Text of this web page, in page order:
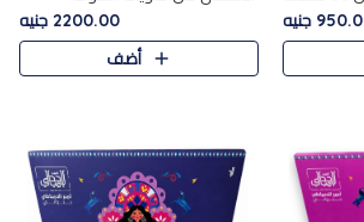
الشرقية.
بالفول،
جنيه
المصريه الأصيلة مع هذه الفخامة
مع علبة سبيشال 3 التي تضم 56
قطعة من تشكيلة استثن..
2200.00 جنيه
أضف